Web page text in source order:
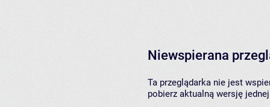
Niewspierana
Ta przeglądarka nie jest
pobierz aktualną wersję